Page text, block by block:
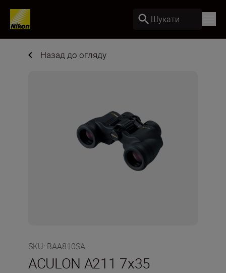
Шукати
Назад до огляду
SKU: BAA810SA
ACULON A211 7x35